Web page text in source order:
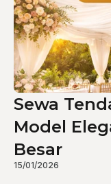
Sewa
Model
Besar
15/01/2026